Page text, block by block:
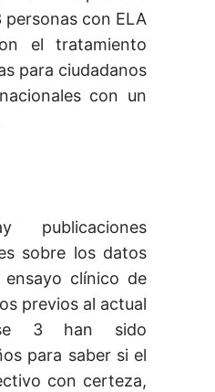
personas con ELA
el tratamiento
para ciudadanos
con un
sobre los datos
clínico de
previos al actual
3 han sido
para saber si el
con certeza,